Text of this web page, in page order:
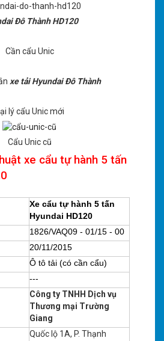
Đô Thành HD120
Cần cẩu Unic
xe tải Hyundai Đô Thành
lý cẩu Unic mới
Cẩu Unic cũ
xe cẩu tự hành 5 tấn
Xe cẩu tự hành 5 tấn
Hyundai HD120
1826/VAQ09 - 01/15 - 00
20/11/2015
Ô tô tải (có cần cẩu)
---
Công ty TNHH Dịch vụ
Thương mại Trường
Giang
Quốc lộ 1A, P. Thạnh